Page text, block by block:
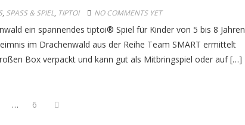
, SPASS & SPIEL , TIPTOI NO COMMENTS YET
ein spannendes tiptoi® Spiel für Kinder von 5 bis 8 Jahren
im Drachenwald aus der Reihe Team SMART ermittelt
Box verpackt und kann gut als Mitbringspiel oder auf […]
… 6